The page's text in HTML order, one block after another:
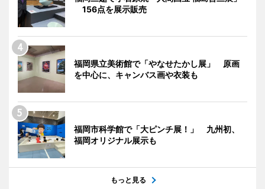
156点を展示販売
福岡県立美術館で「やなせたかし展」 原画
を中心に、キャンバス画や衣装も
福岡市科学館で「大ピンチ展！」 九州初、
福岡オリジナル展示も
もっと見る